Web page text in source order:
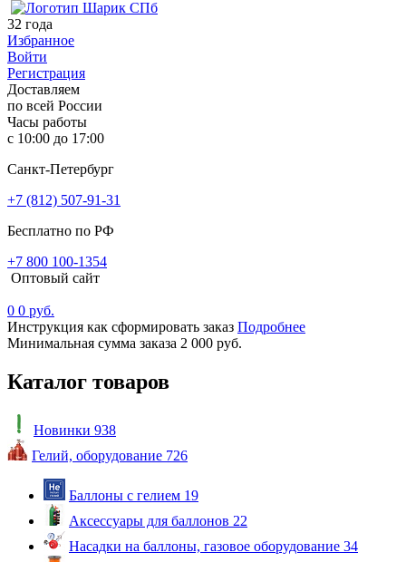
32 года
Избранное
Войти
Регистрация
Доставляем
по всей России
Часы работы
с 10:00 до 17:00
Санкт-Петербург
+7 (812) 507-91-31
Бесплатно по РФ
+7 800 100-1354
Оптовый сайт
0 0 руб.
Инструкция как сформировать заказ Подробнее
Минимальная сумма заказа 2 000 руб.
Каталог товаров
Новинки 938
Гелий, оборудование 726
Баллоны с гелием 19
Аксессуары для баллонов 22
Насадки на баллоны, газовое оборудование 34